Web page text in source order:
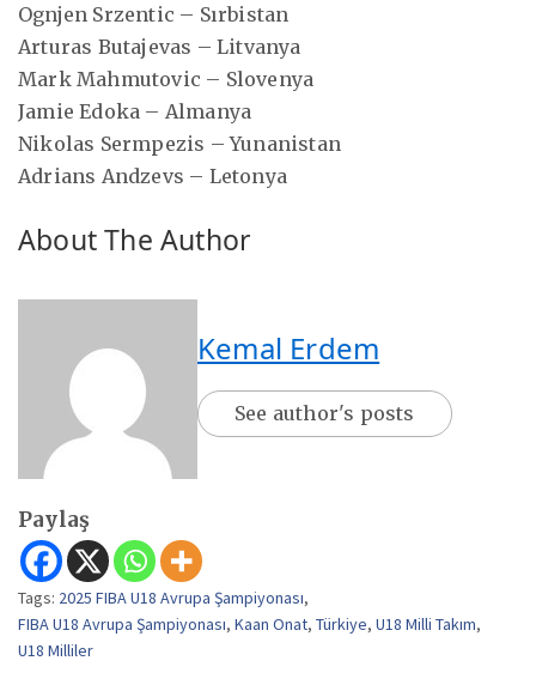
Ognjen Srzentic – Sırbistan
Arturas Butajevas – Litvanya
Mark Mahmutovic – Slovenya
Jamie Edoka – Almanya
Nikolas Sermpezis – Yunanistan
Adrians Andzevs – Letonya
About The Author
Kemal Erdem
See author's posts
Paylaş
Tags: 2025 FIBA U18 Avrupa Şampiyonası,
FIBA U18 Avrupa Şampiyonası, Kaan Onat, Türkiye, U18 Milli Takım,
U18 Milliler